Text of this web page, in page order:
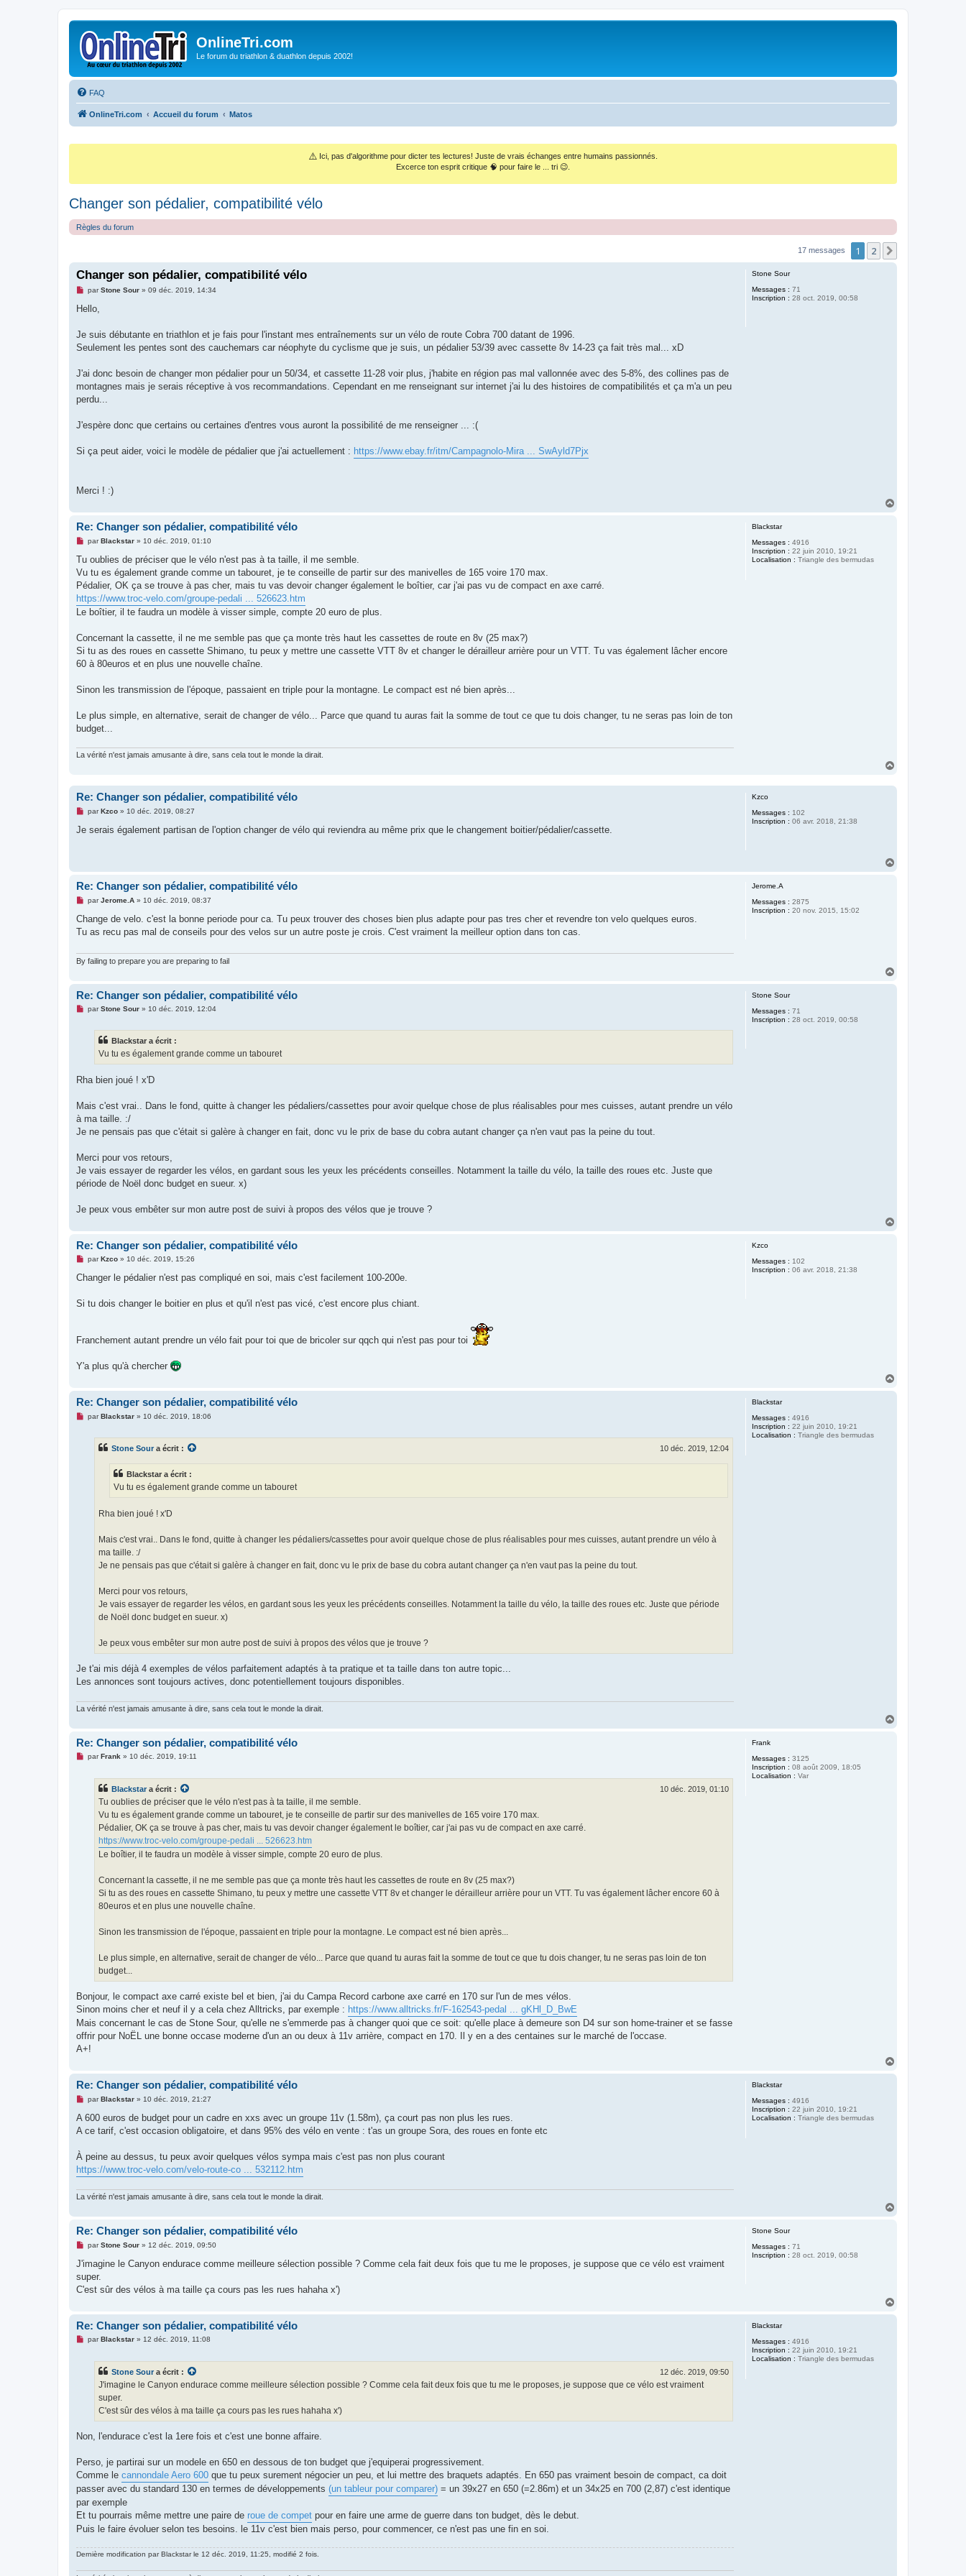
OnlineTri.com
Le forum du triathlon & duathlon depuis 2002!
FAQ
OnlineTri.com Accueil du forum Matos
⚠️ Ici, pas d'algorithme pour dicter tes lectures! Juste de vrais échanges entre humains passionnés.
Excerce ton esprit critique 🧠 pour faire le ... tri 😉.
Changer son pédalier, compatibilité vélo
Règles du forum
17 messages 1 2
Stone Sour
Messages : 71
Inscription : 28 oct. 2019, 00:58
Changer son pédalier, compatibilité vélo
M
s
g
n
l
u
parStone Sour» 09 déc. 2019, 14:34
Hello,
Je suis débutante en triathlon et je fais pour l'instant mes entraînements sur un vélo de route Cobra 700 datant de 1996.
Seulement les pentes sont des cauchemars car néophyte du cyclisme que je suis, un pédalier 53/39 avec cassette 8v 14-23 ça fait très mal... xD
J'ai donc besoin de changer mon pédalier pour un 50/34, et cassette 11-28 voir plus, j'habite en région pas mal vallonnée avec des 5-8%, des collines pas de
montagnes mais je serais réceptive à vos recommandations. Cependant en me renseignant sur internet j'ai lu des histoires de compatibilités et ça m'a un peu
perdu...
J'espère donc que certains ou certaines d'entres vous auront la possibilité de me renseigner ... :(
Si ça peut aider, voici le modèle de pédalier que j'ai actuellement : https://www.ebay.fr/itm/Campagnolo-Mira ... SwAyld7Pjx
Merci ! :)
Blackstar
Messages : 4916
Inscription : 22 juin 2010, 19:21
Localisation : Triangle des bermudas
Re: Changer son pédalier, compatibilité vélo
M
s
a
g
n
o
n
u
parBlackstar» 10 déc. 2019, 01:10
Tu oublies de préciser que le vélo n'est pas à ta taille, il me semble.
Vu tu es également grande comme un tabouret, je te conseille de partir sur des manivelles de 165 voire 170 max.
Pédalier, OK ça se trouve à pas cher, mais tu vas devoir changer également le boîtier, car j'ai pas vu de compact en axe carré.
https://www.troc-velo.com/groupe-pedali ... 526623.htm
Le boîtier, il te faudra un modèle à visser simple, compte 20 euro de plus.
Concernant la cassette, il ne me semble pas que ça monte très haut les cassettes de route en 8v (25 max?)
Si tu as des roues en cassette Shimano, tu peux y mettre une cassette VTT 8v et changer le dérailleur arrière pour un VTT. Tu vas également lâcher encore
60 à 80euros et en plus une nouvelle chaîne.
Sinon les transmission de l'époque, passaient en triple pour la montagne. Le compact est né bien après...
Le plus simple, en alternative, serait de changer de vélo... Parce que quand tu auras fait la somme de tout ce que tu dois changer, tu ne seras pas loin de ton
budget...
La vérité n'est jamais amusante à dire, sans cela tout le monde la dirait.
Kzco
Messages : 102
Inscription : 06 avr. 2018, 21:38
Re: Changer son pédalier, compatibilité vélo
M
s
n
n
u
parKzco» 10 déc. 2019, 08:27
Je serais également partisan de l'option changer de vélo qui reviendra au même prix que le changement boitier/pédalier/cassette.
Jerome.A
Messages : 2875
Inscription : 20 nov. 2015, 15:02
Re: Changer son pédalier, compatibilité vélo
M
s
a
n
l
u
parJerome.A» 10 déc. 2019, 08:37
Change de velo. c'est la bonne periode pour ca. Tu peux trouver des choses bien plus adapte pour pas tres cher et revendre ton velo quelques euros.
Tu as recu pas mal de conseils pour des velos sur un autre poste je crois. C'est vraiment la meilleur option dans ton cas.
By failing to prepare you are preparing to fail
Stone Sour
Messages : 71
Inscription : 28 oct. 2019, 00:58
Re: Changer son pédalier, compatibilité vélo
M
o
n
u
parStone Sour» 10 déc. 2019, 12:04
Blackstar a écrit :
Vu tu es également grande comme un tabouret
Rha bien joué ! x'D
Mais c'est vrai.. Dans le fond, quitte à changer les pédaliers/cassettes pour avoir quelque chose de plus réalisables pour mes cuisses, autant prendre un vélo
à ma taille. :/
Je ne pensais pas que c'était si galère à changer en fait, donc vu le prix de base du cobra autant changer ça n'en vaut pas la peine du tout.
Merci pour vos retours,
Je vais essayer de regarder les vélos, en gardant sous les yeux les précédents conseilles. Notamment la taille du vélo, la taille des roues etc. Juste que
période de Noël donc budget en sueur. x)
Je peux vous embêter sur mon autre post de suivi à propos des vélos que je trouve ?
Kzco
Messages : 102
Inscription : 06 avr. 2018, 21:38
Re: Changer son pédalier, compatibilité vélo
M
s
g
l
parKzco» 10 déc. 2019, 15:26
Changer le pédalier n'est pas compliqué en soi, mais c'est facilement 100-200e.
Si tu dois changer le boitier en plus et qu'il n'est pas vicé, c'est encore plus chiant.
Franchement autant prendre un vélo fait pour toi que de bricoler sur qqch qui n'est pas pour toi
Y'a plus qu'à chercher
Blackstar
Messages : 4916
Inscription : 22 juin 2010, 19:21
Localisation : Triangle des bermudas
Re: Changer son pédalier, compatibilité vélo
MparBlackstar» 10 déc. 2019, 18:06
Stone Sour a écrit : 10 déc. 2019, 12:04
Blackstar a écrit :
Vu tu es également grande comme un tabouret
Rha bien joué ! x'D
Mais c'est vrai.. Dans le fond, quitte à changer les pédaliers/cassettes pour avoir quelque chose de plus réalisables pour mes cuisses, autant prendre un vélo à
ma taille. :/
Je ne pensais pas que c'était si galère à changer en fait, donc vu le prix de base du cobra autant changer ça n'en vaut pas la peine du tout.
Merci pour vos retours,
Je vais essayer de regarder les vélos, en gardant sous les yeux les précédents conseilles. Notamment la taille du vélo, la taille des roues etc. Juste que période
de Noël donc budget en sueur. x)
Je peux vous embêter sur mon autre post de suivi à propos des vélos que je trouve ?
Je t'ai mis déjà 4 exemples de vélos parfaitement adaptés à ta pratique et ta taille dans ton autre topic...
Les annonces sont toujours actives, donc potentiellement toujours disponibles.
La vérité n'est jamais amusante à dire, sans cela tout le monde la dirait.
Frank
Messages : 3125
Inscription : 08 août 2009, 18:05
Localisation : Var
Re: Changer son pédalier, compatibilité vélo
MparFrank» 10 déc. 2019, 19:11
Blackstar a écrit : 10 déc. 2019, 01:10
Tu oublies de préciser que le vélo n'est pas à ta taille, il me semble.
Vu tu es également grande comme un tabouret, je te conseille de partir sur des manivelles de 165 voire 170 max.
Pédalier, OK ça se trouve à pas cher, mais tu vas devoir changer également le boîtier, car j'ai pas vu de compact en axe carré.
https://www.troc-velo.com/groupe-pedali ... 526623.htm
Le boîtier, il te faudra un modèle à visser simple, compte 20 euro de plus.
Concernant la cassette, il ne me semble pas que ça monte très haut les cassettes de route en 8v (25 max?)
Si tu as des roues en cassette Shimano, tu peux y mettre une cassette VTT 8v et changer le dérailleur arrière pour un VTT. Tu vas également lâcher encore 60 à
80euros et en plus une nouvelle chaîne.
Sinon les transmission de l'époque, passaient en triple pour la montagne. Le compact est né bien après...
Le plus simple, en alternative, serait de changer de vélo... Parce que quand tu auras fait la somme de tout ce que tu dois changer, tu ne seras pas loin de ton
budget...
Bonjour, le compact axe carré existe bel et bien, j'ai du Campa Record carbone axe carré en 170 sur l'un de mes vélos.
Sinon moins cher et neuf il y a cela chez Alltricks, par exemple : https://www.alltricks.fr/F-162543-pedal ... gKHl_D_BwE
Mais concernant le cas de Stone Sour, qu'elle ne s'emmerde pas à changer quoi que ce soit: qu'elle place à demeure son D4 sur son home-trainer et se fasse
offrir pour NoËL une bonne occase moderne d'un an ou deux à 11v arrière, compact en 170. Il y en a des centaines sur le marché de l'occase.
A+!
Blackstar
Messages : 4916
Inscription : 22 juin 2010, 19:21
Localisation : Triangle des bermudas
Re: Changer son pédalier, compatibilité vélo
M
s
a
n
o
n
parBlackstar» 10 déc. 2019, 21:27
A 600 euros de budget pour un cadre en xxs avec un groupe 11v (1.58m), ça court pas non plus les rues.
A ce tarif, c'est occasion obligatoire, et dans 95% des vélo en vente : t'as un groupe Sora, des roues en fonte etc
À peine au dessus, tu peux avoir quelques vélos sympa mais c'est pas non plus courant
https://www.troc-velo.com/velo-route-co ... 532112.htm
La vérité n'est jamais amusante à dire, sans cela tout le monde la dirait.
Stone Sour
Messages : 71
Inscription : 28 oct. 2019, 00:58
Re: Changer son pédalier, compatibilité vélo
M
s
a
g
o
l
u
parStone Sour» 12 déc. 2019, 09:50
J'imagine le Canyon endurace comme meilleure sélection possible ? Comme cela fait deux fois que tu me le proposes, je suppose que ce vélo est vraiment
super.
C'est sûr des vélos à ma taille ça cours pas les rues hahaha x')
Blackstar
Messages : 4916
Inscription : 22 juin 2010, 19:21
Localisation : Triangle des bermudas
Re: Changer son pédalier, compatibilité vélo
M
u
parBlackstar» 12 déc. 2019, 11:08
Stone Sour a écrit : 12 déc. 2019, 09:50
J'imagine le Canyon endurace comme meilleure sélection possible ? Comme cela fait deux fois que tu me le proposes, je suppose que ce vélo est vraiment
super.
C'est sûr des vélos à ma taille ça cours pas les rues hahaha x')
Non, l'endurace c'est la 1ere fois et c'est une bonne affaire.
Perso, je partirai sur un modele en 650 en dessous de ton budget que j'equiperai progressivement.
Comme le cannondale Aero 600 que tu peux surement négocier un peu, et lui mettre des braquets adaptés. En 650 pas vraiment besoin de compact, ca doit
passer avec du standard 130 en termes de développements (un tableur pour comparer) = un 39x27 en 650 (=2.86m) et un 34x25 en 700 (2,87) c'est identique
par exemple
Et tu pourrais même mettre une paire de roue de compet pour en faire une arme de guerre dans ton budget, dès le debut.
Puis le faire évoluer selon tes besoins. le 11v c'est bien mais perso, pour commencer, ce n'est pas une fin en soi.
Dernière modification parBlackstarle 12 déc. 2019, 11:25, modifié 2 fois.